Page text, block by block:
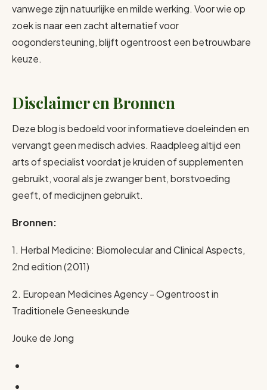
vanwege zijn natuurlijke en milde werking. Voor wie op
zoek is naar een zacht alternatief voor
oogondersteuning, blijft ogentroost een betrouwbare
keuze.
Disclaimer en Bronnen
Deze blog is bedoeld voor informatieve doeleinden en
vervangt geen medisch advies. Raadpleeg altijd een
arts of specialist voordat je kruiden of supplementen
gebruikt, vooral als je zwanger bent, borstvoeding
geeft, of medicijnen gebruikt.
Bronnen:
1. Herbal Medicine: Biomolecular and Clinical Aspects,
2nd edition (2011)
2. European Medicines Agency - Ogentroost in
Traditionele Geneeskunde
Jouke de Jong